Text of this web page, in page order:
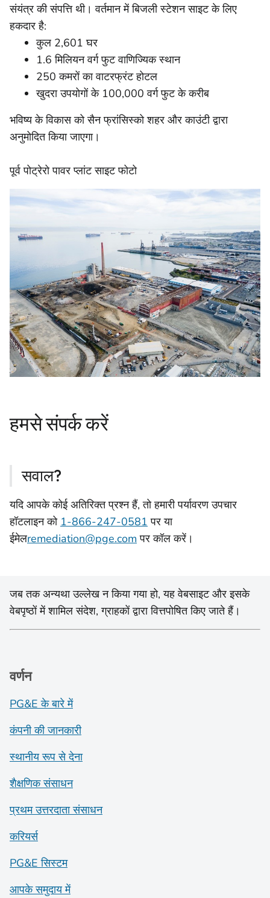
संयंत्र की संपत्ति थी। वर्तमान में बिजली स्टेशन साइट के लिए
हकदार है:
कुल 2,601 घर
1.6 मिलियन वर्ग फुट वाणिज्यिक स्थान
250 कमरों का वाटरफ्रंट होटल
खुदरा उपयोगों के 100,000 वर्ग फुट के करीब
भविष्य के विकास को सैन फ्रांसिस्को शहर और काउंटी द्वारा
अनुमोदित किया जाएगा।
पूर्व पोट्रेरो पावर प्लांट साइट फोटो
हमसे संपर्क करें
सवाल?
यदि आपके कोई अतिरिक्त प्रश्न हैं, तो हमारी पर्यावरण उपचार
हॉटलाइन को 1-866-247-0581 पर या
ईमेलremediation@pge.com पर कॉल करें।
जब तक अन्यथा उल्लेख न किया गया हो, यह वेबसाइट और इसके
वेबपृष्ठों में शामिल संदेश, ग्राहकों द्वारा वित्तपोषित किए जाते हैं।
वर्णन
PG&E के बारे में
कंपनी की जानकारी
स्थानीय रूप से देना
शैक्षणिक संसाधन
प्रथम उत्तरदाता संसाधन
करियर्स
PG&E सिस्टम
आपके समुदाय में